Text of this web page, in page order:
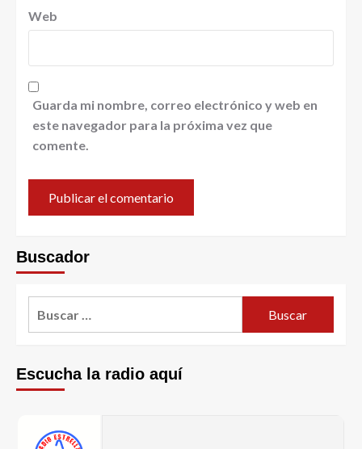
Web
Guarda mi nombre, correo electrónico y web en
este navegador para la próxima vez que
comente.
Buscador
Escucha la radio aquí